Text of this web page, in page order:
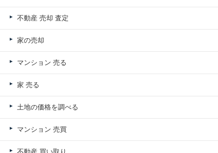
不動産 売却 査定
家の売却
マンション 売る
家 売る
土地の価格を調べる
マンション 売買